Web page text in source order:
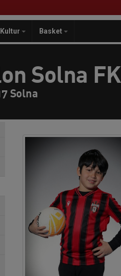
Kultur Basket
Solna FK
Solna